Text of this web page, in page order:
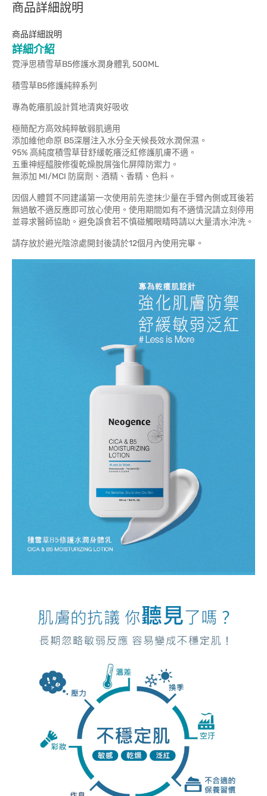
商品詳細說明
商品詳細說明
詳細介紹
霓淨思積雪草B5修護水潤身體乳 500ML
積雪草B5修護純粹系列
專為乾癢肌設計質地清爽好吸收
極簡配方高效純粹敏弱肌適用
添加維他命原 B5深層注入水分全天候長效水潤保濕。
95% 高純度積雪草苷舒緩乾癢泛紅修護肌膚不適。
五重神經醯胺修復乾燥脫屑強化屏障防禦力。
無添加 MI/MCI 防腐劑、酒精、香精、色料。
因個人體質不同建議第一次使用前先塗抹少量在手臂內側或耳後若
無過敏不適反應即可放心使用。使用期間如有不適情況請立刻停用
並尋求醫師協助。避免誤食若不慎碰觸眼睛時請以大量清水沖洗。
請存放於避光陰涼處開封後請於12個月內使用完畢。